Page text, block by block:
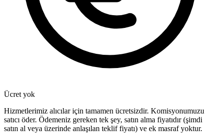
Ücret yok
Hizmetlerimiz alıcılar için tamamen ücretsizdir. Komisyonumuzu
satıcı öder. Ödemeniz gereken tek şey, satın alma fiyatıdır (şimdi
satın al veya üzerinde anlaşılan teklif fiyatı) ve ek masraf yoktur.